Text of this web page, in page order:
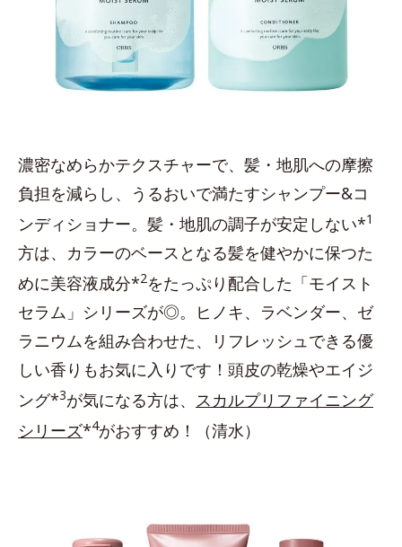
濃密なめらかテクスチャーで、髪・地肌への摩擦
負担を減らし、うるおいで満たすシャンプー&コ
ンディショナー。髪・地肌の調子が安定しない*1
方は、カラーのベースとなる髪を健やかに保つた
めに美容液成分*2をたっぷり配合した「モイスト
セラム」シリーズが◎。ヒノキ、ラベンダー、ゼ
ラニウムを組み合わせた、リフレッシュできる優
しい香りもお気に入りです！頭皮の乾燥やエイジ
ング*3が気になる方は、 スカルプリファイニング
シリーズ*4がおすすめ！（清水）